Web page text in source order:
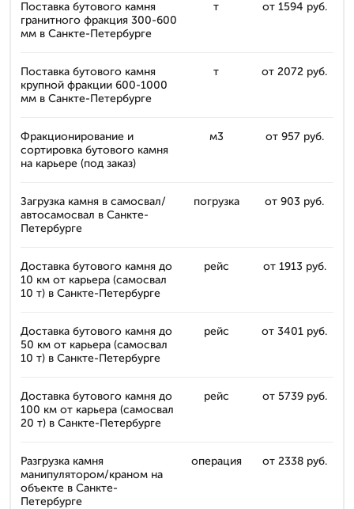
Поставка бутового камня
гранитного фракция 300-600
мм в Санкте-Петербурге
т от 1594 руб.
Поставка бутового камня
крупной фракции 600-1000
мм в Санкте-Петербурге
т от 2072 руб.
Фракционирование и
сортировка бутового камня
на карьере (под заказ)
м3 от 957 руб.
Загрузка камня в самосвал/
автосамосвал в Санкте-
Петербурге
погрузка от 903 руб.
Доставка бутового камня до
10 км от карьера (самосвал
10 т) в Санкте-Петербурге
рейс от 1913 руб.
Доставка бутового камня до
50 км от карьера (самосвал
10 т) в Санкте-Петербурге
рейс от 3401 руб.
Доставка бутового камня до
100 км от карьера (самосвал
20 т) в Санкте-Петербурге
рейс от 5739 руб.
Разгрузка камня
манипулятором/краном на
объекте в Санкте-
Петербурге
операция от 2338 руб.